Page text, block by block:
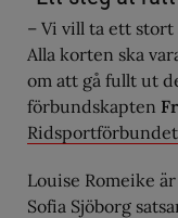
– Vi vill ta ett
Alla korten ska
om att gå fullt ut
förbundskapten
Ridsportförbundet
Louise Romeike
Sofia Sjöborg